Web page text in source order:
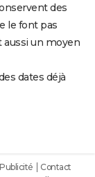
des
le font pas
aussi un moyen
dates déjà
Publicité
Contact